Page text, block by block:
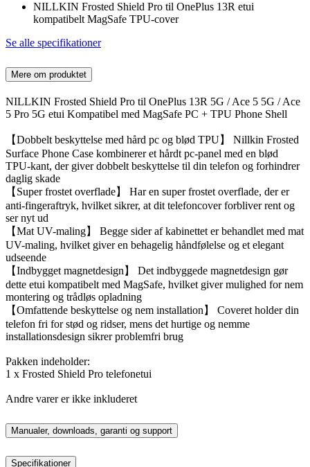
NILLKIN Frosted Shield Pro til OnePlus 13R etui
kompatibelt MagSafe TPU-cover
Se alle specifikationer
Mere om produktet
NILLKIN Frosted Shield Pro til OnePlus 13R 5G / Ace 5 5G / Ace
5 Pro 5G etui Kompatibel med MagSafe PC + TPU Phone Shell
【Dobbelt beskyttelse med hård pc og blød TPU】 Nillkin Frosted
Surface Phone Case kombinerer et hårdt pc-panel med en blød
TPU-kant, der giver dobbelt beskyttelse til din telefon og forhindrer
daglig skade
【Super frostet overflade】 Har en super frostet overflade, der er
anti-fingeraftryk, hvilket sikrer, at dit telefoncover forbliver rent og
ser nyt ud
【Mat UV-maling】 Begge sider af kabinettet er behandlet med mat
UV-maling, hvilket giver en behagelig håndfølelse og et elegant
udseende
【Indbygget magnetdesign】 Det indbyggede magnetdesign gør
dette etui kompatibelt med MagSafe, hvilket giver mulighed for nem
montering og trådløs opladning
【Omfattende beskyttelse og nem installation】 Coveret holder din
telefon fri for stød og ridser, mens det hurtige og nemme
installationsdesign sikrer problemfri brug
Pakken indeholder:
1 x Frosted Shield Pro telefonetui
Andre varer er ikke inkluderet
Manualer, downloads, garanti og support
Specifikationer